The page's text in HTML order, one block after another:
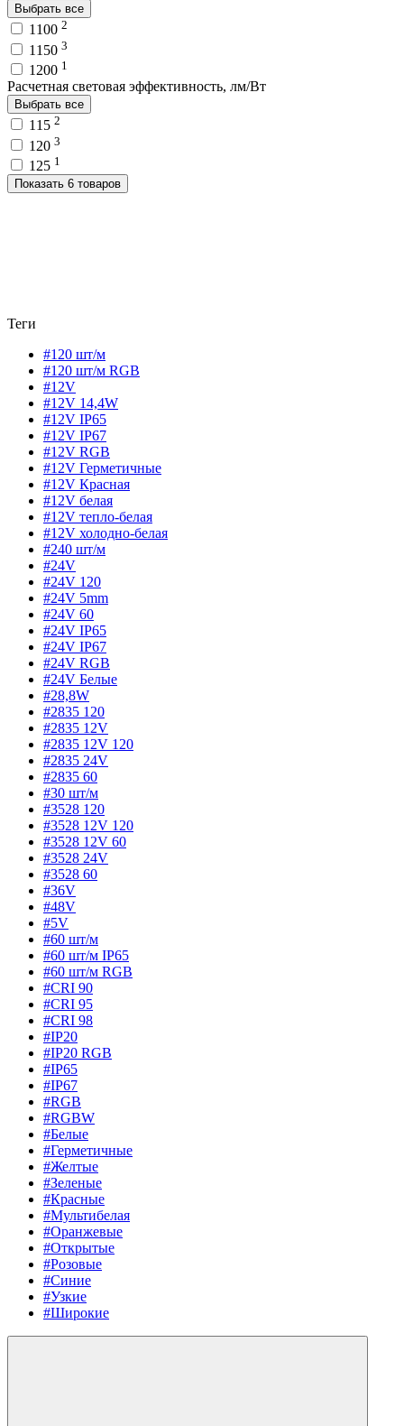
Выбрать все
1100 2
1150 3
1200 1
Расчетная световая эффективность, лм/Вт
Выбрать все
115 2
120 3
125 1
Показать 6 товаров
Теги
#120 шт/м
#120 шт/м RGB
#12V
#12V 14,4W
#12V IP65
#12V IP67
#12V RGB
#12V Герметичные
#12V Красная
#12V белая
#12V тепло-белая
#12V холодно-белая
#240 шт/м
#24V
#24V 120
#24V 5mm
#24V 60
#24V IP65
#24V IP67
#24V RGB
#24V Белые
#28,8W
#2835 120
#2835 12V
#2835 12V 120
#2835 24V
#2835 60
#30 шт/м
#3528 120
#3528 12V 120
#3528 12V 60
#3528 24V
#3528 60
#36V
#48V
#5V
#60 шт/м
#60 шт/м IP65
#60 шт/м RGB
#CRI 90
#CRI 95
#CRI 98
#IP20
#IP20 RGB
#IP65
#IP67
#RGB
#RGBW
#Белые
#Герметичные
#Желтые
#Зеленые
#Красные
#Мультибелая
#Оранжевые
#Открытые
#Розовые
#Синие
#Узкие
#Широкие